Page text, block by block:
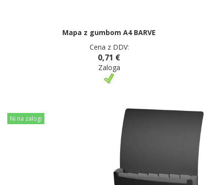
Mapa z gumbom A4 BARVE
Cena z DDV:
0,71 €
Zaloga
Ni na zalogi